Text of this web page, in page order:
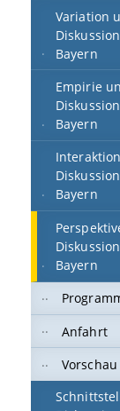
Variation
Bayern
Empirie
Bayern
Bayern
Bayern
Anfahrt